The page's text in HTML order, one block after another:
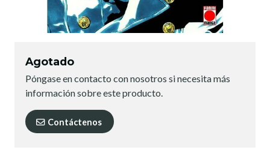
Agotado
Póngase en contacto con nosotros si necesita más
información sobre este producto.
Contáctenos